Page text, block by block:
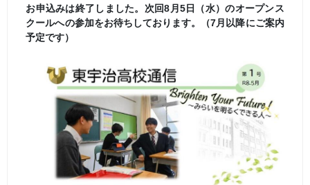
お申込みは終了しました。次回8月5日（水）のオープンス
クールへの参加をお待ちしております。（7月以降にご案内
予定です）